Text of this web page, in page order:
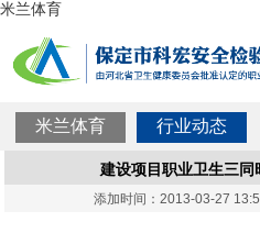
米兰体育
米兰体育 行业动态
建设项目职业卫生三
添加时间：2013-03-27